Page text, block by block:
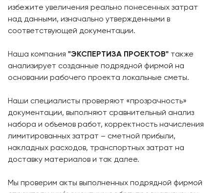
избежите увеличения реально понесенных затрат
над данными, изначально утвержденными в
соответствующей документации.
Наша компания "ЭКСПЕРТИЗА ПРОЕКТОВ" также
анализирует созданные подрядной фирмой на
основании рабочего проекта локальные сметы.
Наши специалисты проверяют «прозрачность»
документации, выполняют сравнительный анализ
набора и объемов работ, корректность начисления
лимитированных затрат – сметной прибыли,
накладных расходов, транспортных затрат на
доставку материалов и так далее.
Мы проверим акты выполненных подрядной фирмой